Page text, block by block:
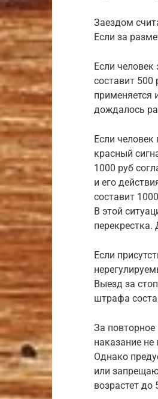
Заездом
Если за
Если
составит 500
применяется
дождалось
Если
красный
1000 руб
и его
составит
В этой
Если
Выезд за
штрафа
За повторное
наказание
Однако
или
возрастет